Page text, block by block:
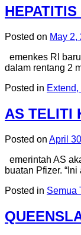
Posted on May 2,
emenkes RI
dalam rentang 2
Posted in
AS TELITI
Posted on April
emerintah AS
buatan Pfizer.
Posted in Semua